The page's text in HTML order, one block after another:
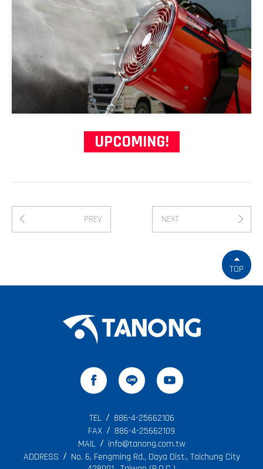
UPCOMING!
PREV NEXT
TOP
TEL
886-4-25662106
FAX
886-4-25662109
MAIL
info@tanong.com.tw
ADDRESS
No. 6, Fengming Rd., Daya Dist., Taichung City